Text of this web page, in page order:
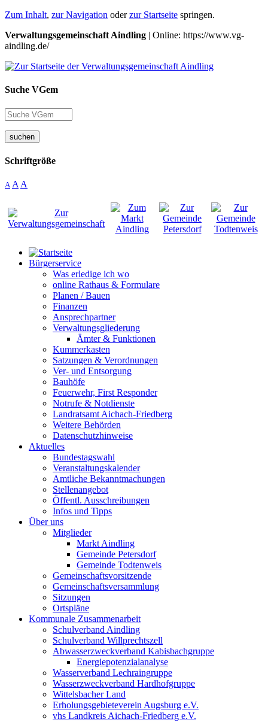
Zum Inhalt, zur Navigation oderzur Startseite springen.
Verwaltungsgemeinschaft Aindling | Online: https://www.vg-
aindling.de/
Suche VGem
suchen
Schriftgröße
A A A
Bürgerservice
Was erledige ich wo
online Rathaus & Formulare
Planen / Bauen
Finanzen
Ansprechpartner
Verwaltungsgliederung
Ämter & Funktionen
Kummerkasten
Satzungen & Verordnungen
Ver- und Entsorgung
Bauhöfe
Feuerwehr, First Responder
Notrufe & Notdienste
Landratsamt Aichach-Friedberg
Weitere Behörden
Datenschutzhinweise
Aktuelles
Bundestagswahl
Veranstaltungskalender
Amtliche Bekanntmachungen
Stellenangebot
Öffentl. Ausschreibungen
Infos und Tipps
Über uns
Mitglieder
Markt Aindling
Gemeinde Petersdorf
Gemeinde Todtenweis
Gemeinschaftsvorsitzende
Gemeinschaftsversammlung
Sitzungen
Ortspläne
Kommunale Zusammenarbeit
Schulverband Aindling
Schulverband Willprechtszell
Abwasserzweckverband Kabisbachgruppe
Energiepotenzialanalyse
Wasserverband Lechraingruppe
Wasserzweckverband Hardhofgruppe
Wittelsbacher Land
Erholungsgebieteverein Augsburg e.V.
vhs Landkreis Aichach-Friedberg e.V.